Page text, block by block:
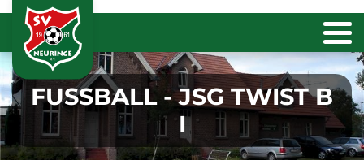
FUSSBALL - JSG TWIST B
I